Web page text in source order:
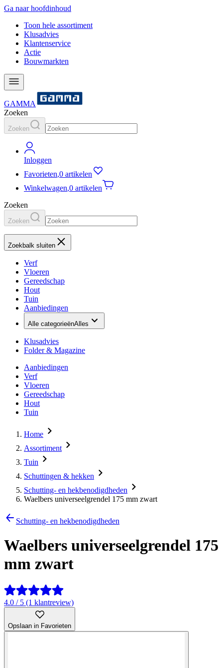
Ga naar hoofdinhoud
Toon hele assortiment
Klusadvies
Klantenservice
Actie
Bouwmarkten
GAMMA
Zoeken
Zoeken
Inloggen
Favorieten,0 artikelen
Winkelwagen,0 artikelen
Zoeken
Zoeken
Zoekbalk sluiten
Verf
Vloeren
Gereedschap
Hout
Tuin
Aanbiedingen
Alle categorieënAlles
Klusadvies
Folder & Magazine
Aanbiedingen
Verf
Vloeren
Gereedschap
Hout
Tuin
Home
Assortiment
Tuin
Schuttingen & hekken
Schutting- en hekbenodigdheden
Waelbers universeelgrendel 175 mm zwart
Schutting- en hekbenodigdheden
Waelbers universeelgrendel 175
mm zwart
4.0 / 5 (1 klantreview)
Opslaan in Favorieten